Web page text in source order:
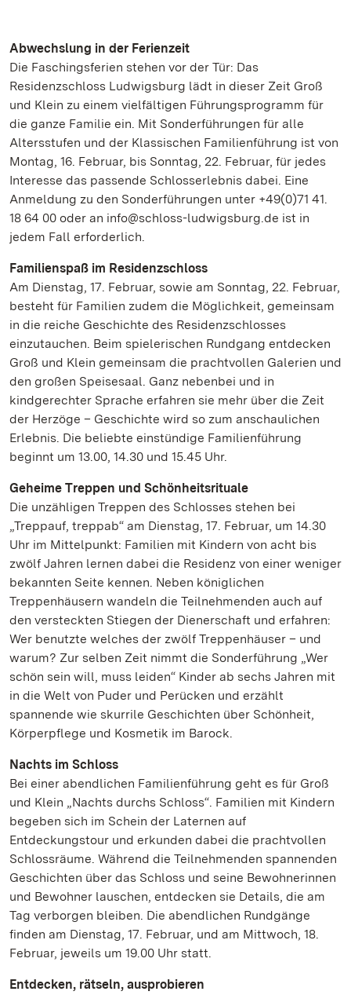
Abwechslung in der Ferienzeit
Die Faschingsferien stehen vor der Tür: Das
Residenzschloss Ludwigsburg lädt in dieser Zeit Groß
und Klein zu einem vielfältigen Führungsprogramm für
die ganze Familie ein. Mit Sonderführungen für alle
Altersstufen und der Klassischen Familienführung ist von
Montag, 16. Februar, bis Sonntag, 22. Februar, für jedes
Interesse das passende Schlosserlebnis dabei. Eine
Anmeldung zu den Sonderführungen unter +49(0)71 41.
18 64 00 oder an info@schloss-ludwigsburg.de ist in
jedem Fall erforderlich.
Familienspaß im Residenzschloss
Am Dienstag, 17. Februar, sowie am Sonntag, 22. Februar,
besteht für Familien zudem die Möglichkeit, gemeinsam
in die reiche Geschichte des Residenzschlosses
einzutauchen. Beim spielerischen Rundgang entdecken
Groß und Klein gemeinsam die prachtvollen Galerien und
den großen Speisesaal. Ganz nebenbei und in
kindgerechter Sprache erfahren sie mehr über die Zeit
der Herzöge – Geschichte wird so zum anschaulichen
Erlebnis. Die beliebte einstündige Familienführung
beginnt um 13.00, 14.30 und 15.45 Uhr.
Geheime Treppen und Schönheitsrituale
Die unzähligen Treppen des Schlosses stehen bei
„Treppauf, treppab“ am Dienstag, 17. Februar, um 14.30
Uhr im Mittelpunkt: Familien mit Kindern von acht bis
zwölf Jahren lernen dabei die Residenz von einer weniger
bekannten Seite kennen. Neben königlichen
Treppenhäusern wandeln die Teilnehmenden auch auf
den versteckten Stiegen der Dienerschaft und erfahren:
Wer benutzte welches der zwölf Treppenhäuser – und
warum? Zur selben Zeit nimmt die Sonderführung „Wer
schön sein will, muss leiden“ Kinder ab sechs Jahren mit
in die Welt von Puder und Perücken und erzählt
spannende wie skurrile Geschichten über Schönheit,
Körperpflege und Kosmetik im Barock.
Nachts im Schloss
Bei einer abendlichen Familienführung geht es für Groß
und Klein „Nachts durchs Schloss“. Familien mit Kindern
begeben sich im Schein der Laternen auf
Entdeckungstour und erkunden dabei die prachtvollen
Schlossräume. Während die Teilnehmenden spannenden
Geschichten über das Schloss und seine Bewohnerinnen
und Bewohner lauschen, entdecken sie Details, die am
Tag verborgen bleiben. Die abendlichen Rundgänge
finden am Dienstag, 17. Februar, und am Mittwoch, 18.
Februar, jeweils um 19.00 Uhr statt.
Entdecken, rätseln, ausprobieren